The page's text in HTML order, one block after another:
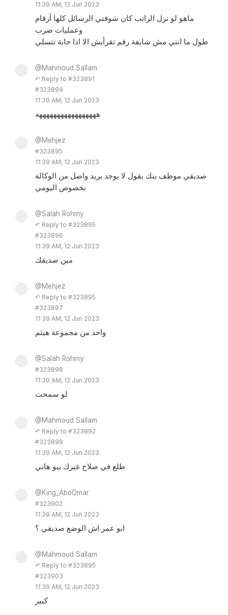
11:39 AM, 12 Jun 2023
ماهو لو نزل الراتب كان شوفتي الرسائل كلها أرقام
وعمليات ضرب
طول ما انتي مش شايفة رقم تقرأيش الا اذا حابة تتسلي
@Mahmoud Sallam
↶ Reply to #323891
#323894
11:39 AM, 12 Jun 2023
هههههههههههههههههه
@Mehjez
#323895
11:39 AM, 12 Jun 2023
صديقي موظف بنك بقول لا يوجد بريد واصل من الوكالة
بخصوص اليومي
@Salah Rohmy
↶ Reply to #323895
#323896
11:39 AM, 12 Jun 2023
مين صديقك
@Mehjez
↶ Reply to #323895
#323897
11:39 AM, 12 Jun 2023
واحد من مجموعة هيثم
@Salah Rohmy
#323898
11:39 AM, 12 Jun 2023
لو سمحت
@Mahmoud Sallam
↶ Reply to #323892
#323899
11:39 AM, 12 Jun 2023
طلع في صلاح غيرك يبو هاني
@King_AboOmar
#323902
11:39 AM, 12 Jun 2023
ابو عمر اش الوضع صديقي ؟
@Mahmoud Sallam
↶ Reply to #323895
#323903
11:39 AM, 12 Jun 2023
كبير